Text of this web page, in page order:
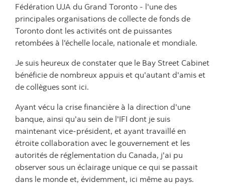
Fédération UJA du Grand Toronto - l'une des
principales organisations de collecte de fonds de
Toronto dont les activités ont de puissantes
retombées à l'échelle locale, nationale et mondiale.
Je suis heureux de constater que le Bay Street Cabinet
bénéficie de nombreux appuis et qu'autant d'amis et
de collègues sont ici.
Ayant vécu la crise financière à la direction d'une
banque, ainsi qu'au sein de l'IFI dont je suis
maintenant vice-président, et ayant travaillé en
étroite collaboration avec le gouvernement et les
autorités de réglementation du Canada, j'ai pu
observer sous un éclairage unique ce qui se passait
dans le monde et, évidemment, ici même au pays.